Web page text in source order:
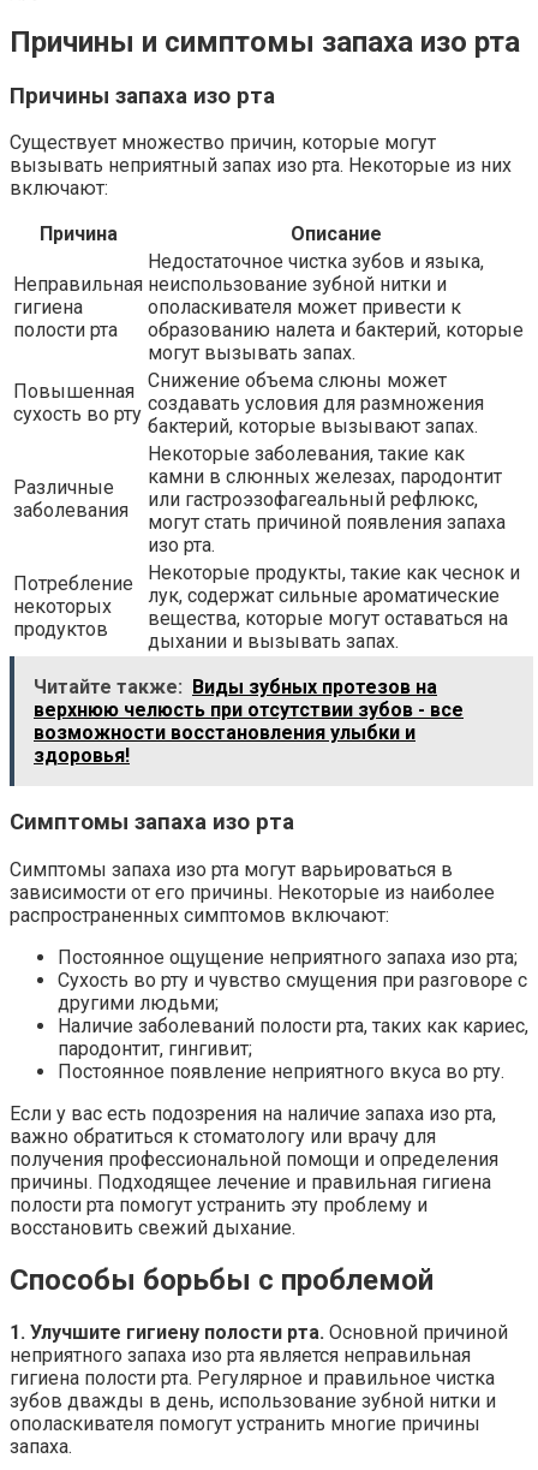
Причины и симптомы запаха изо рта
Причины запаха изо рта
Существует множество причин, которые могут
вызывать неприятный запах изо рта. Некоторые из них
включают:
Причина
Описание
Неправильная
гигиена
полости рта
Недостаточное чистка зубов и языка,
неиспользование зубной нитки и
ополаскивателя может привести к
образованию налета и бактерий, которые
могут вызывать запах.
Повышенная
сухость во рту
Снижение объема слюны может
создавать условия для размножения
бактерий, которые вызывают запах.
Различные
заболевания
Некоторые заболевания, такие как
камни в слюнных железах, пародонтит
или гастроэзофагеальный рефлюкс,
могут стать причиной появления запаха
изо рта.
Потребление
некоторых
продуктов
Некоторые продукты, такие как чеснок и
лук, содержат сильные ароматические
вещества, которые могут оставаться на
дыхании и вызывать запах.
Читайте также:
Виды зубных протезов на
верхнюю челюсть при отсутствии зубов - все
возможности восстановления улыбки и
здоровья!
Симптомы запаха изо рта
Симптомы запаха изо рта могут варьироваться в
зависимости от его причины. Некоторые из наиболее
распространенных симптомов включают:
Постоянное ощущение неприятного запаха изо рта;
Сухость во рту и чувство смущения при разговоре с
другими людьми;
Наличие заболеваний полости рта, таких как кариес,
пародонтит, гингивит;
Постоянное появление неприятного вкуса во рту.
Если у вас есть подозрения на наличие запаха изо рта,
важно обратиться к стоматологу или врачу для
получения профессиональной помощи и определения
причины. Подходящее лечение и правильная гигиена
полости рта помогут устранить эту проблему и
восстановить свежий дыхание.
Способы борьбы с проблемой
1. Улучшите гигиену полости рта. Основной причиной
неприятного запаха изо рта является неправильная
гигиена полости рта. Регулярное и правильное чистка
зубов дважды в день, использование зубной нитки и
ополаскивателя помогут устранить многие причины
запаха.